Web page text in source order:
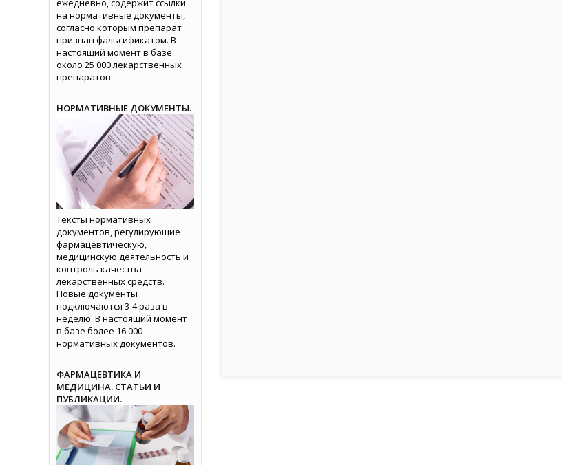
на нормативные документы,
согласно которым препарат
признан фальсификатом. В
настоящий момент в базе
около 25 000 лекарственных
препаратов.
НОРМАТИВНЫЕ ДОКУМЕНТЫ.
Тексты нормативных
документов, регулирующие
фармацевтическую,
медицинскую деятельность и
контроль качества
лекарственных средств.
Новые документы
подключаются 3-4 раза в
неделю. В настоящий момент
в базе более 16 000
нормативных документов.
ФАРМАЦЕВТИКА И
МЕДИЦИНА. СТАТЬИ И
ПУБЛИКАЦИИ.